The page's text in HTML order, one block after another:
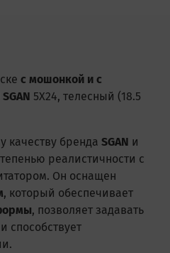
с мошонкой и с
SGAN 5X24, телесный (18.5
качеству бренда SGAN и
реалистичности с
Он оснащен
, который обеспечивает
, позволяет задавать
способствует